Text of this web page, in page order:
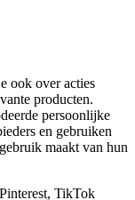
ook over acties
producten.
persoonlijke
en gebruiken
maakt van hun
TikTok